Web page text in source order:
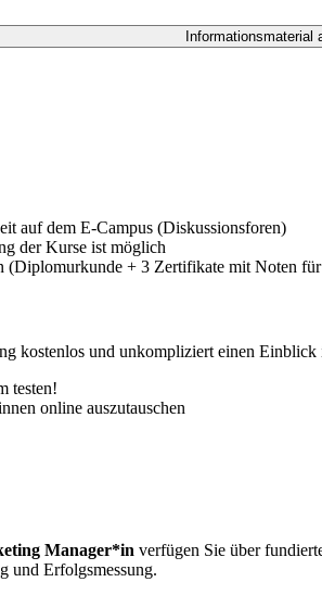
auf dem E-Campus (Diskussionsforen)
der Kurse ist möglich
+ 3 Zertifikate mit Noten für
kostenlos und unkompliziert einen
testen!
online auszutauschen
Manager*in verfügen Sie über
und Erfolgsmessung.